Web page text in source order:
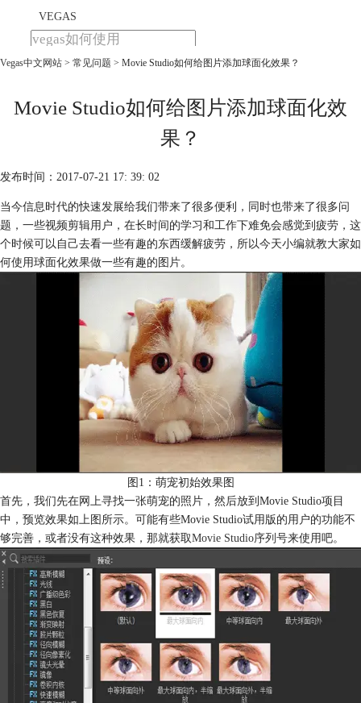
VEGAS
首页
下载
教程
Vegas中文网站 > 常见问题 > Movie Studio如何给图片添加球面化效果？
Movie Studio如何给图片添加球面化效
果？
发布时间：2017-07-21 17: 39: 02
当今信息时代的快速发展给我们带来了很多便利，同时也带来了很多问
题，一些视频剪辑用户，在长时间的学习和工作下难免会感觉到疲劳，这
个时候可以自己去看一些有趣的东西缓解疲劳，所以今天小编就教大家如
何使用球面化效果做一些有趣的图片。
图1：萌宠初始效果图
首先，我们先在网上寻找一张萌宠的照片，然后放到Movie Studio项目
中，预览效果如上图所示。可能有些Movie Studio试用版的用户的功能不
够完善，或者没有这种效果，那就获取Movie Studio序列号来使用吧。